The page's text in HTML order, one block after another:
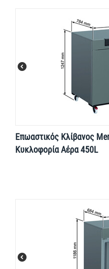
Επωαστικός Κλίβανος
Κυκλοφορία Αέρα 450L